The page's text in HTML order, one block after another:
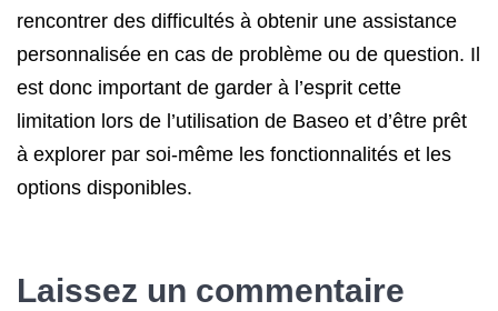
rencontrer des difficultés à obtenir une assistance
personnalisée en cas de problème ou de question. Il
est donc important de garder à l’esprit cette
limitation lors de l’utilisation de Baseo et d’être prêt
à explorer par soi-même les fonctionnalités et les
options disponibles.
Laissez un commentaire